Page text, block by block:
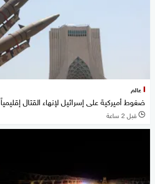
عالم
ضغوط أميركية على إسرائيل لإنهاء القتال إقليمياً
l قبل 2 ساعة